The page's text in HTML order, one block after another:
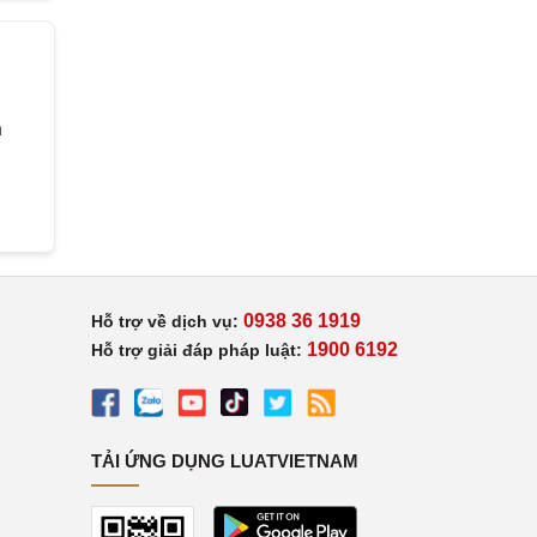
Hỗ trợ về dịch vụ: 0938 36 1919
Hỗ trợ giải đáp pháp luật: 1900 6192
TẢI ỨNG DỤNG LUATVIETNAM